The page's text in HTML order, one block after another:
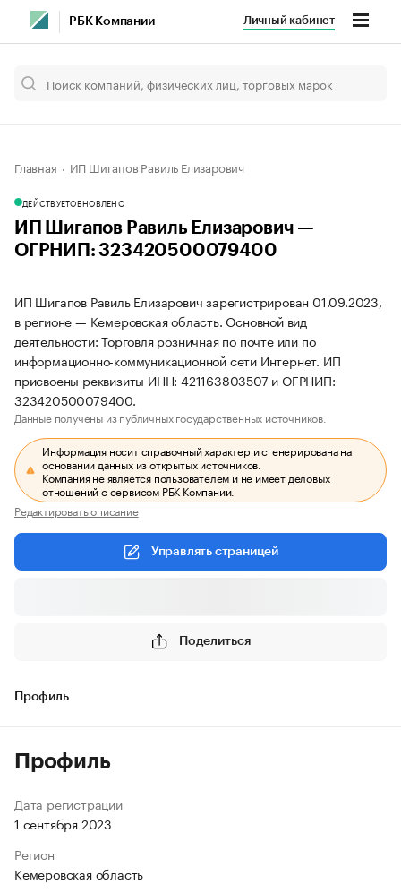
РБК Компании Личный кабинет
Главная ИП Шигапов Равиль Елизарович
ДЕЙСТВУЕТОБНОВЛЕНО
ИП Шигапов Равиль Елизарович —
ОГРНИП: 323420500079400
ИП Шигапов Равиль Елизарович зарегистрирован 01.09.2023,
в регионе — Кемеровская область. Основной вид
деятельности: Торговля розничная по почте или по
информационно-коммуникационной сети Интернет. ИП
присвоены реквизиты ИНН: 421163803507 и ОГРНИП:
323420500079400.
Данные получены из публичных государственных источников.
Информация носит справочный характер и сгенерирована на
основании данных из открытых источников.
Компания не является пользователем и не имеет деловых
отношений с сервисом РБК Компании.
Редактировать описание
Управлять страницей
Поделиться
Профиль
Профиль
Дата регистрации
1 сентября 2023
Регион
Кемеровская область